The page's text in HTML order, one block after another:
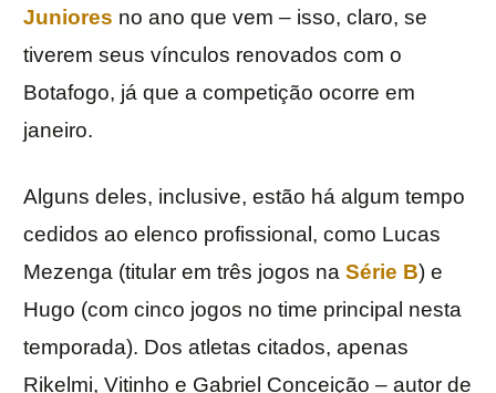
Juniores no ano que vem – isso, claro, se
tiverem seus vínculos renovados com o
Botafogo, já que a competição ocorre em
janeiro.
Alguns deles, inclusive, estão há algum tempo
cedidos ao elenco profissional, como Lucas
Mezenga (titular em três jogos na Série B) e
Hugo (com cinco jogos no time principal nesta
temporada). Dos atletas citados, apenas
Rikelmi, Vitinho e Gabriel Conceição – autor de